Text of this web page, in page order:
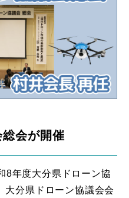
会が開催
8年度大分県ドローン協
大分県ドローン協議会会